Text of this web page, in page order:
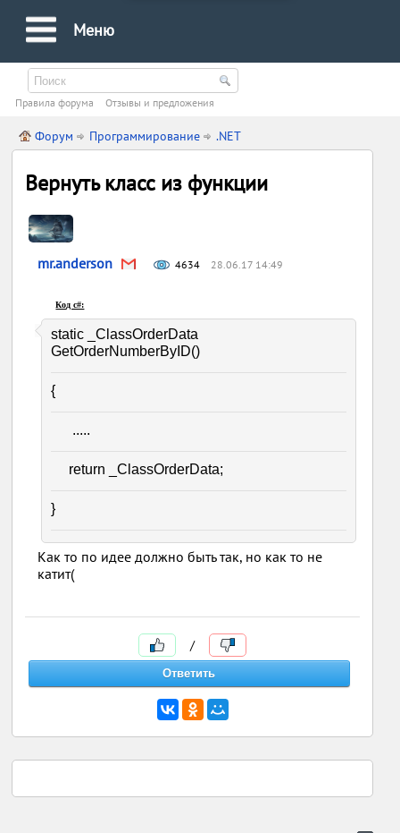
Меню
Правила форума Oтзывы и предложения
Форум Программирование .NET
Вернуть класс из функции
mr.anderson 4634 28.06.17 14:49
Код c#:
static _ClassOrderData
GetOrderNumberByID()
{
.....
return _ClassOrderData;
}
Как то по идее должно быть так, но как то не
катит(
/